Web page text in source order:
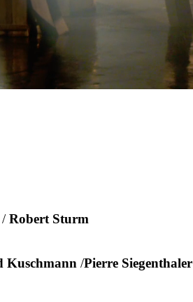
/Robert Sturm
Kuschmann /Pierre Siegenthaler